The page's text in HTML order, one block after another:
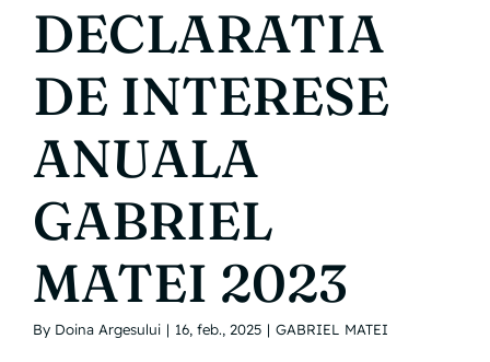
DECLARATIA
DE INTERESE
ANUALA
GABRIEL
MATEI 2023
By Doina Argesului | 16, feb., 2025 | GABRIEL MATEI